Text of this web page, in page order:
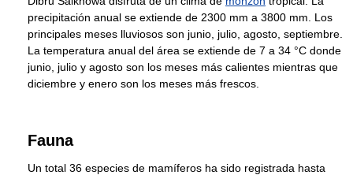
precipitación anual se extiende de 2300 mm a 3800 mm. Los
principales meses lluviosos son junio, julio, agosto, septiembre.
La temperatura anual del área se extiende de 7 a 34 °C donde
junio, julio y agosto son los meses más calientes mientras que
diciembre y enero son los meses más frescos.
Fauna
Un total 36 especies de mamíferos ha sido registrada hasta